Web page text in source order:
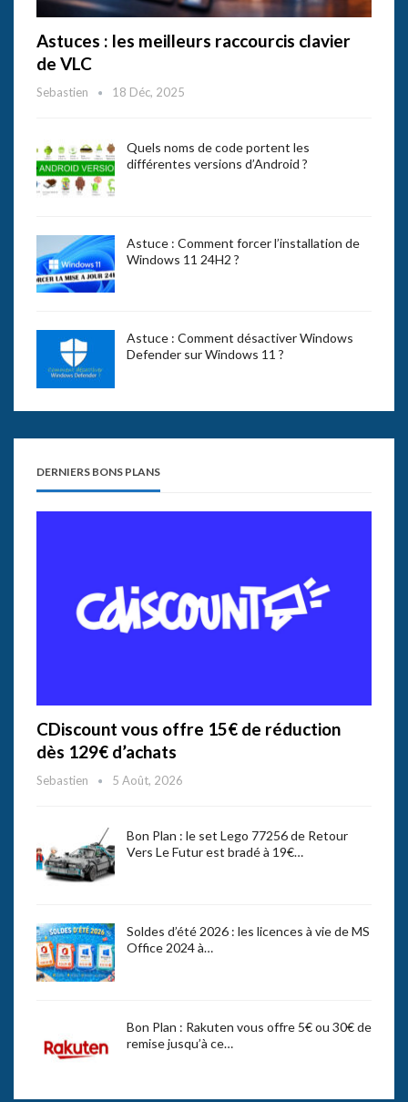
Astuces : les meilleurs raccourcis clavier
de VLC
Sebastien 18 Déc, 2025
Quels noms de code portent les
différentes versions d’Android ?
Astuce : Comment forcer l’installation de
Windows 11 24H2 ?
Astuce : Comment désactiver Windows
Defender sur Windows 11 ?
DERNIERS BONS PLANS
CDiscount vous offre 15€ de réduction
dès 129€ d’achats
Sebastien 5 Août, 2026
Bon Plan : le set Lego 77256 de Retour
Vers Le Futur est bradé à 19€…
Soldes d’été 2026 : les licences à vie de MS
Office 2024 à…
Bon Plan : Rakuten vous offre 5€ ou 30€ de
remise jusqu’à ce…